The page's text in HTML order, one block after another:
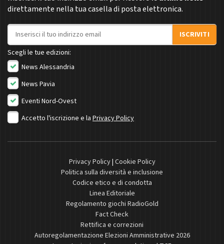
direttamente nella tua casella di posta elettronica.
Indirizzo email
ISCRIVITI
Scegli le tue edizioni:
News Alessandria
News Pavia
Eventi Nord-Ovest
Accetto l'iscrizione e la Privacy Policy
Privacy Policy| Cookie Policy
Politica sulla diversità e inclusione
Codice etico e di condotta
Linea Editoriale
Regolamento giochi RadioGold
Fact Check
Rettifica e correzioni
Autoregolamentazione Elezioni Amministrative 2026